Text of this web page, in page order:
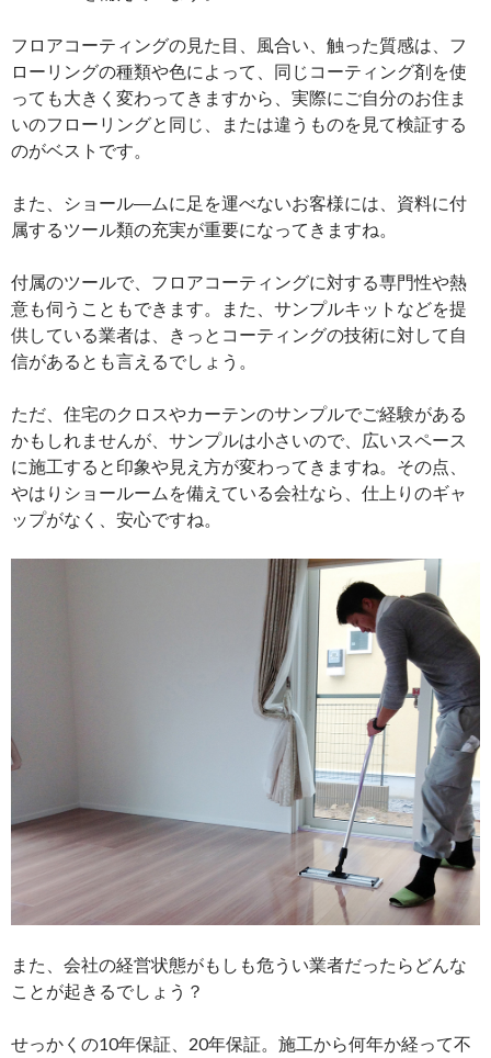
フロアコーティングの見た目、風合い、触った質感は、フ
ローリングの種類や色によって、同じコーティング剤を使
っても大きく変わってきますから、実際にご自分のお住ま
いのフローリングと同じ、または違うものを見て検証する
のがベストです。
また、ショール―ムに足を運べないお客様には、資料に付
属するツール類の充実が重要になってきますね。
付属のツールで、フロアコーティングに対する専門性や熱
意も伺うこともできます。また、サンプルキットなどを提
供している業者は、きっとコーティングの技術に対して自
信があるとも言えるでしょう。
ただ、住宅のクロスやカーテンのサンプルでご経験がある
かもしれませんが、サンプルは小さいので、広いスペース
に施工すると印象や見え方が変わってきますね。その点、
やはりショールームを備えている会社なら、仕上りのギャ
ップがなく、安心ですね。
また、会社の経営状態がもしも危うい業者だったらどんな
ことが起きるでしょう？
せっかくの10年保証、20年保証。施工から何年か経って不